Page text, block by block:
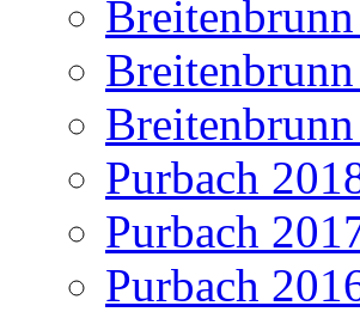
Purbach
Purbach
Purbach